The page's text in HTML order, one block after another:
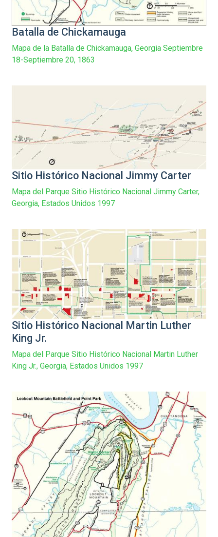
Batalla de Chickamauga
Mapa de la Batalla de Chickamauga, Georgia Septiembre
18-Septiembre 20, 1863
Sitio Histórico Nacional Jimmy Carter
Mapa del Parque Sitio Histórico Nacional Jimmy Carter,
Georgia, Estados Unidos 1997
Sitio Histórico Nacional Martin Luther
King Jr.
Mapa del Parque Sitio Histórico Nacional Martin Luther
King Jr., Georgia, Estados Unidos 1997